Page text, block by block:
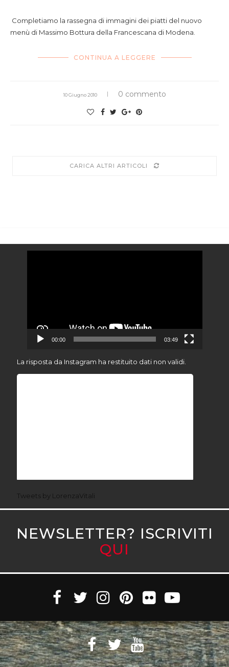
Completiamo la rassegna di immagini dei piatti del nuovo
menù di Massimo Bottura della Francescana di Modena.
CONTINUA A LEGGERE
10 Giugno 2010 0 commento
CARICA ALTRI ARTICOLI
00:00 03:49
La risposta da Instagram ha restituito dati non validi.
Tweets by LorenzaVitali
NEWSLETTER? ISCRIVITI
QUI